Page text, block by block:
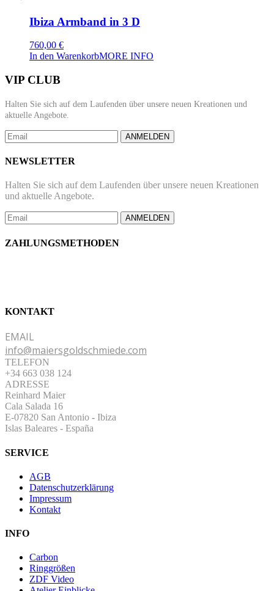
Ibiza Armband in 3 D
760,00 €
In den WarenkorbMORE INFO
VIP CLUB
Halten Sie sich auf dem Laufenden über unsere neuen Kreationen und
aktuelle Angebote.
ANMELDEN
NEWSLETTER
Halten Sie sich auf dem Laufenden über unsere neuen Kreationen
und aktuelle Angebote.
ANMELDEN
ZAHLUNGSMETHODEN
KONTAKT
EMAIL
info@maiersgoldschmiede.com
TELEFON
+34 663 038 124
ADRESSE
Reinhard Maier
Cala Salada 16
E-07820 San Antonio - Ibiza
Islas Baleares - España
SERVICE
AGB
Datenschutzerklärung
Impressum
Kontakt
INFO
Carbon
Ringgrößen
ZDF Video